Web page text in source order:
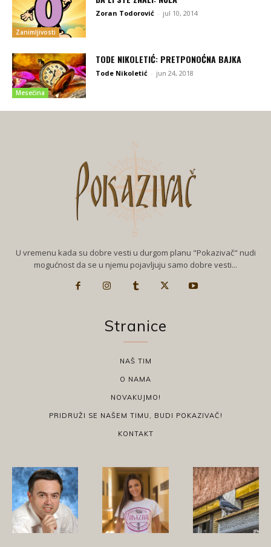
Zanimljivosti
Zoran Todorović - jul 10, 2014
Mesečina
TODE NIKOLETIĆ: PRETPONOĆNA BAJKA
Tode Nikoletić - jun 24, 2018
U vremenu kada su dobre vesti u durgom planu "Pokazivač" nudi
mogućnost da se u njemu pojavljuju samo dobre vesti...
Stranice
NAŠ TIM
O NAMA
NOVAKUJMO!
PRIDRUŽI SE NAŠEM TIMU, BUDI POKAZIVAČ!
KONTAKT